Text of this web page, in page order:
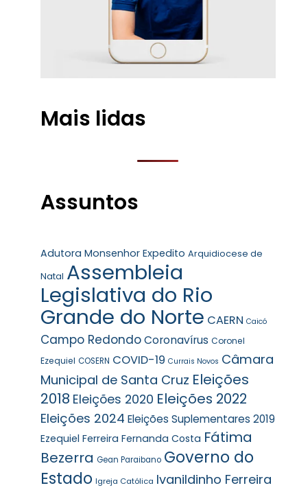
Mais lidas
Assuntos
Adutora Monsenhor Expedito Arquidiocese de
Natal Assembleia
Legislativa do Rio
Grande do Norte CAERN Caicó
Campo Redondo Coronavírus Coronel
Ezequiel COSERN COVID-19 Currais Novos Câmara
Municipal de Santa Cruz Eleições
2018 Eleições 2020 Eleições 2022
Eleições 2024 Eleições Suplementares 2019
Ezequiel Ferreira Fernanda Costa Fátima
Bezerra Gean Paraibano Governo do
Estado Igreja Católica Ivanildinho Ferreira